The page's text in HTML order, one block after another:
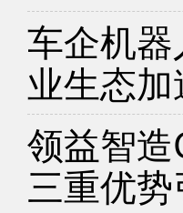
车企机
业生态
领益智
三重优